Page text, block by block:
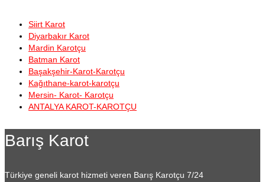
Siirt Karot
Diyarbakır Karot
Mardin Karotçu
Batman Karot
Başakşehir-Karot-Karotçu
Kağıthane-karot-karotçu
Mersin- Karot- Karotçu
ANTALYA KAROT-KAROTÇU
Barış Karot
Türkiye geneli karot hizmeti veren Barış Karotçu 7/24